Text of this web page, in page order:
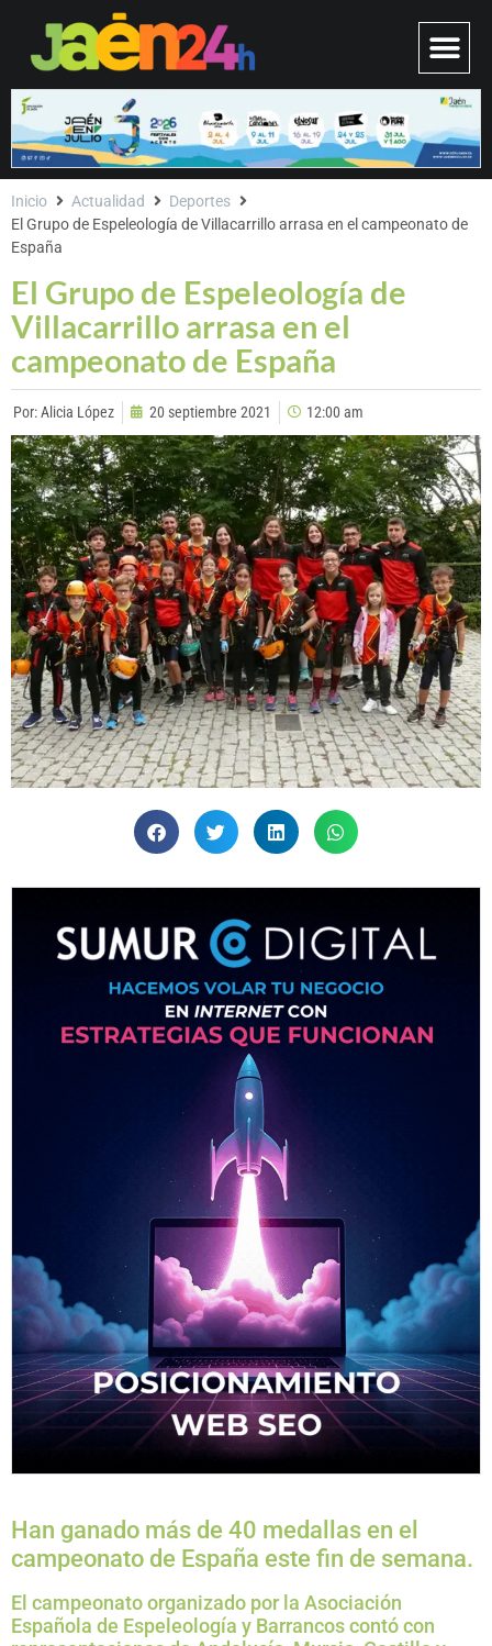
El Grupo de Espeleología de
Villacarrillo arrasa en el
campeonato de España
Inicio Actualidad
Deportes
El Grupo de Espeleología de Villacarrillo arrasa en el campeonato de
España
Por:Alicia López 20 septiembre 2021 12:00 am
Han ganado más de 40 medallas en el
campeonato de España este fin de semana.
El campeonato organizado por la Asociación
Española de Espeleología y Barrancos contó con